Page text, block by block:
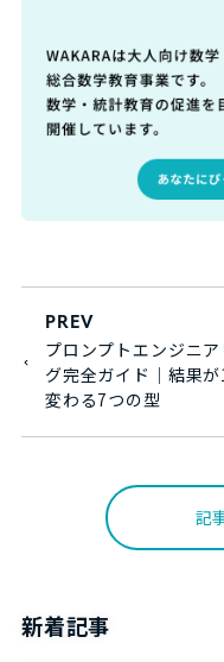
PREV
プロンプトエンジニア
グ完全ガイド｜結果
変わる7つの型
記
新着記事